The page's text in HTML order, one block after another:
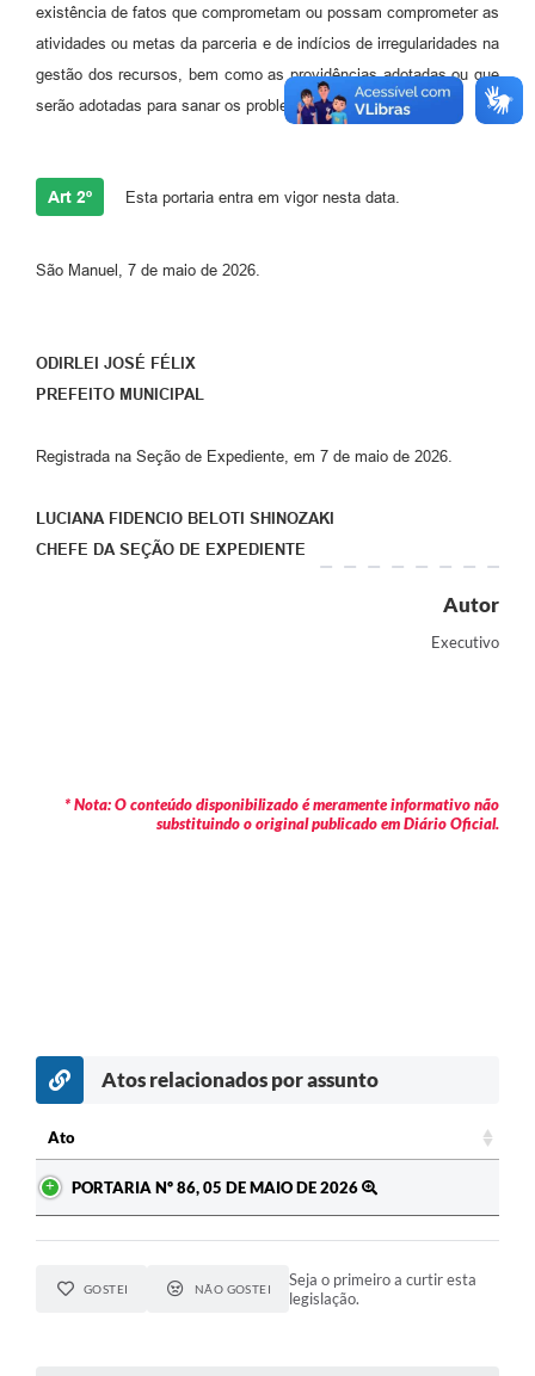
existência de fatos que comprometam ou possam comprometer as
atividades ou metas da parceria e de indícios de irregularidades na
gestão dos recursos, bem como as providências adotadas ou que
serão adotadas para sanar os problemas detectados.
Art 2º Esta portaria entra em vigor nesta data.
São Manuel, 7 de maio de 2026.
ODIRLEI JOSÉ FÉLIX
PREFEITO MUNICIPAL
Registrada na Seção de Expediente, em 7 de maio de 2026.
LUCIANA FIDENCIO BELOTI SHINOZAKI
CHEFE DA SEÇÃO DE EXPEDIENTE
Autor
Executivo
* Nota: O conteúdo disponibilizado é meramente informativo não
substituindo o original publicado em Diário Oficial.
Atos relacionados por assunto
Ato
PORTARIA Nº 86, 05 DE MAIO DE 2026
GOSTEI NÃO GOSTEI
Seja o primeiro a curtir esta
legislação.